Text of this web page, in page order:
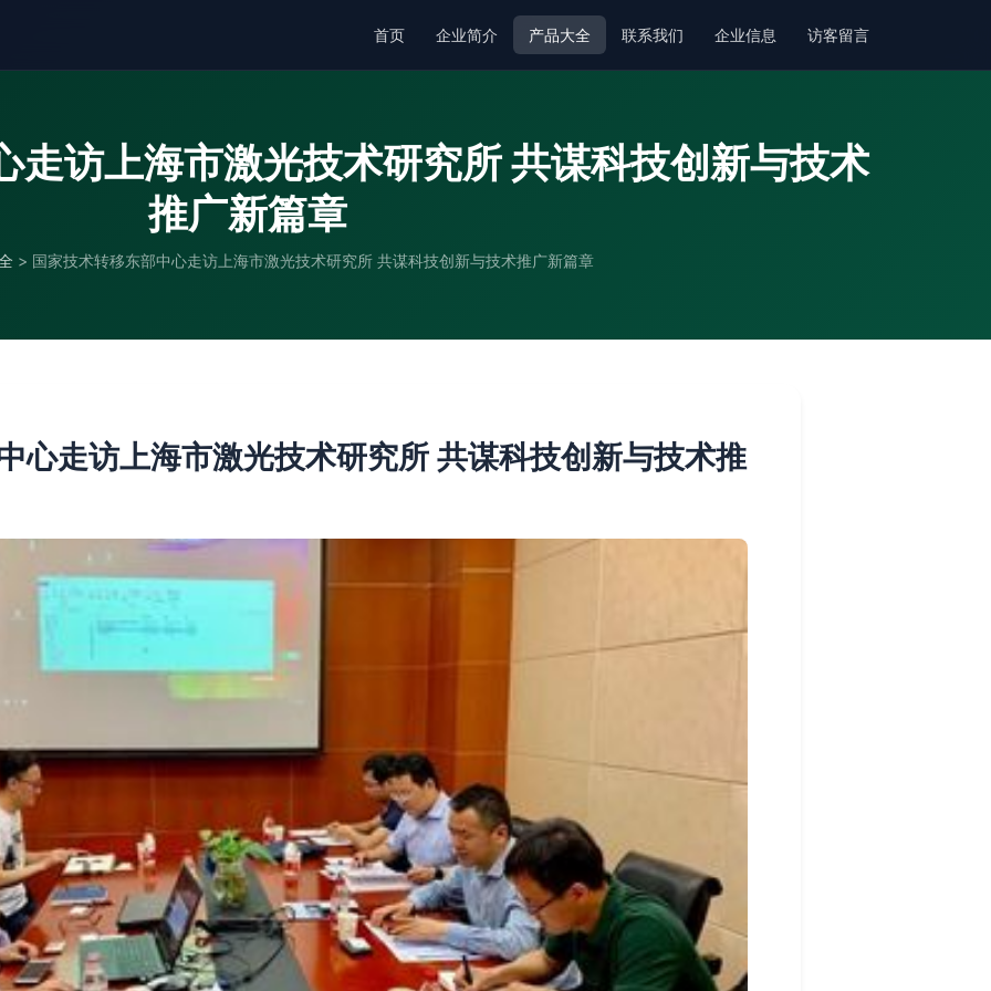
首页 企业简介 产品大全 联系我们 企业信息 访客留言
走访上海市激光技术研究所 共谋科技创新与技术
推广新篇章
> 国家技术转移东部中心走访上海市激光技术研究所 共谋科技创新与技术推广新篇章
心走访上海市激光技术研究所 共谋科技创新与技术推